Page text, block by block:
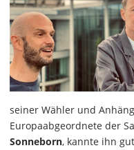
seiner Wähler und
Europaabgeordnete der
Sonneborn, kannte ihn